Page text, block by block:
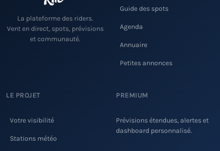
La plateforme des riders.
Vent en direct, spots, prévisions
et communauté.
Guide des spots
Agenda
Annuaire
Petites annonces
LE PROJET
Votre visibilité
Stations météo
PREMIUM
Prévisions étendues, alertes et
dashboard personnalisé.